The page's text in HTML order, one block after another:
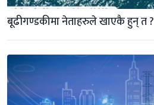
बूढीगण्डकीमा नेताहरुले खाएकै हुन् त ?